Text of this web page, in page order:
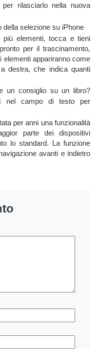
rilasciarlo nella nuova
della selezione su iPhone
più elementi, tocca e tieni
per il trascinamento,
elementi appariranno come
destra, che indica quanti
un consiglio su un libro?
nel campo di testo per
per anni una funzionalità
parte dei dispositivi
lo standard. La funzione
avanti e indietro